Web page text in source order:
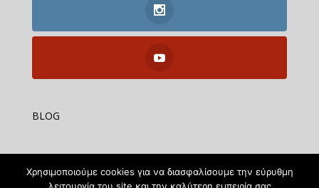
BLOG
Χρησιμοποιούμε cookies για να διασφαλίσουμε την εύρυθμη